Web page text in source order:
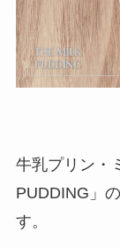
牛乳プリン・
PUDDING」
す。